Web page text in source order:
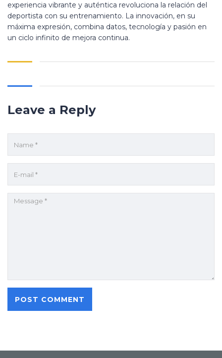
experiencia vibrante y auténtica revoluciona la relación del
deportista con su entrenamiento. La innovación, en su
máxima expresión, combina datos, tecnología y pasión en
un ciclo infinito de mejora continua.
Leave a Reply